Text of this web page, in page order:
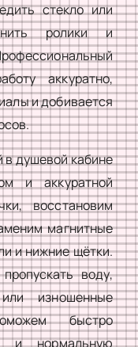
стекло или
ролики и
аккуратно,
и добивается
в душевой кабине
и аккуратной
восстановим
магнитные
и нижние щётки.
воду,
изношенные
быстро
и нормальную